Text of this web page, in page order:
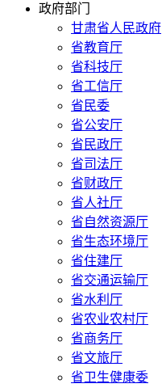
政府部门
甘肃省人民政府
省教育厅
省科技厅
省工信厅
省民委
省公安厅
省民政厅
省司法厅
省财政厅
省人社厅
省自然资源厅
省生态环境厅
省住建厅
省交通运输厅
省水利厅
省农业农村厅
省商务厅
省文旅厅
省卫生健康委